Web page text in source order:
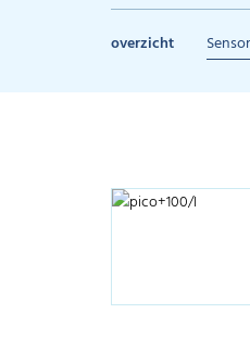
overzicht